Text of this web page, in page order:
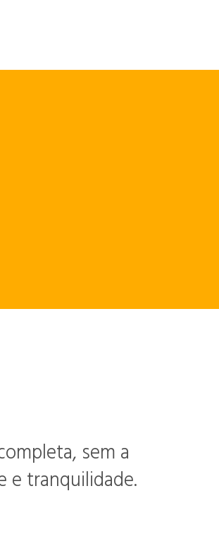
sem a
e tranquilidade.